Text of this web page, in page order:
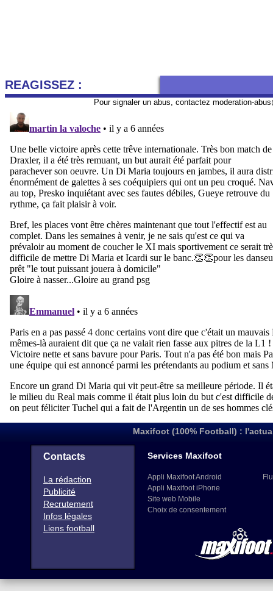
REAGISSEZ :
Pour signaler un abus, contactez moderation-
Maxifoot (100% Football) :
Contacts
La rédaction
Publicité
Recrutement
Infos légales
Liens football
Services Maxifoot
Appli Maxifoot Android
Appli Maxifoot iPhone
Site web Mobile
Choix de consentement